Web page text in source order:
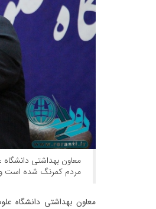
معاون بهداشتی
مردم کمرنگ شده است و
معاون بهداشتی دانشگاه